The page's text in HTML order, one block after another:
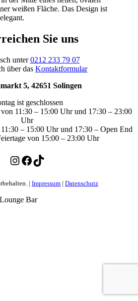
Sie uns
unter0212 233 79 07
über das Kontaktformular
5, 42651 Solingen
ist geschlossen
11:30 – 15:00 Uhr und 17:30 – 23:00
Uhr
– 15:00 Uhr und 17:30 – Open End
von 15:00 – 23:00 Uhr
Instagram
Facebook
TikTok
| Impressum | Datenschutz